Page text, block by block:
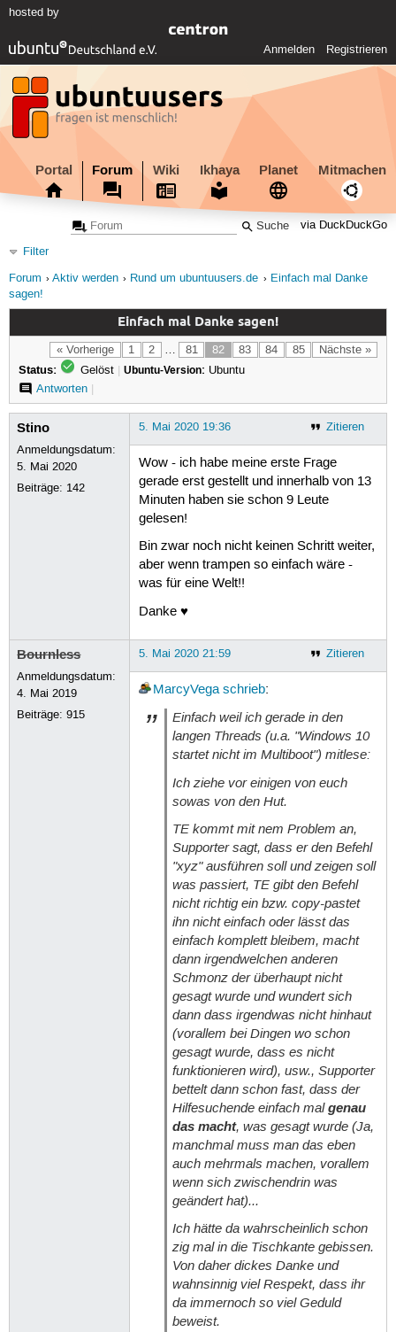
hosted by
Anmelden Registrieren
Portal Forum Wiki Ikhaya Planet Mitmachen
via DuckDuckGo
Filter
Forum
Aktiv werden Rund um ubuntuusers.de
Einfach mal Danke
sagen!
Einfach mal Danke sagen!
« Vorherige 1 2 … 81 82 83 84 85 Nächste »
Status: Gelöst | Ubuntu-Version: Ubuntu
Antworten|
Stino
Anmeldungsdatum:
5. Mai 2020
Beiträge: 142
Zitieren
5. Mai 2020 19:36
Wow - ich habe meine erste Frage
gerade erst gestellt und innerhalb von 13
Minuten haben sie schon 9 Leute
gelesen!
Bin zwar noch nicht keinen Schritt weiter,
aber wenn trampen so einfach wäre -
was für eine Welt!!
Danke ♥
Bournless
Anmeldungsdatum:
4. Mai 2019
Beiträge:915
Zitieren
5. Mai 2020 21:59
MarcyVega schrieb:
Einfach weil ich gerade in den
langen Threads (u.a. "Windows 10
startet nicht im Multiboot") mitlese:
Ich ziehe vor einigen von euch
sowas von den Hut.
TE kommt mit nem Problem an,
Supporter sagt, dass er den Befehl
"xyz" ausführen soll und zeigen soll
was passiert, TE gibt den Befehl
nicht richtig ein bzw. copy-pastet
ihn nicht einfach oder lässt das
einfach komplett bleibem, macht
dann irgendwelchen anderen
Schmonz der überhaupt nicht
gesagt wurde und wundert sich
dann dass irgendwas nicht hinhaut
(vorallem bei Dingen wo schon
gesagt wurde, dass es nicht
funktionieren wird), usw., Supporter
bettelt dann schon fast, dass der
Hilfesuchende einfach malgenau
das macht, was gesagt wurde (Ja,
manchmal muss man das eben
auch mehrmals machen, vorallem
wenn sich zwischendrin was
geändert hat)...
Ich hätte da wahrscheinlich schon
zig mal in die Tischkante gebissen.
Von daher dickes Danke und
wahnsinnig viel Respekt, dass ihr
da immernoch so viel Geduld
beweist.